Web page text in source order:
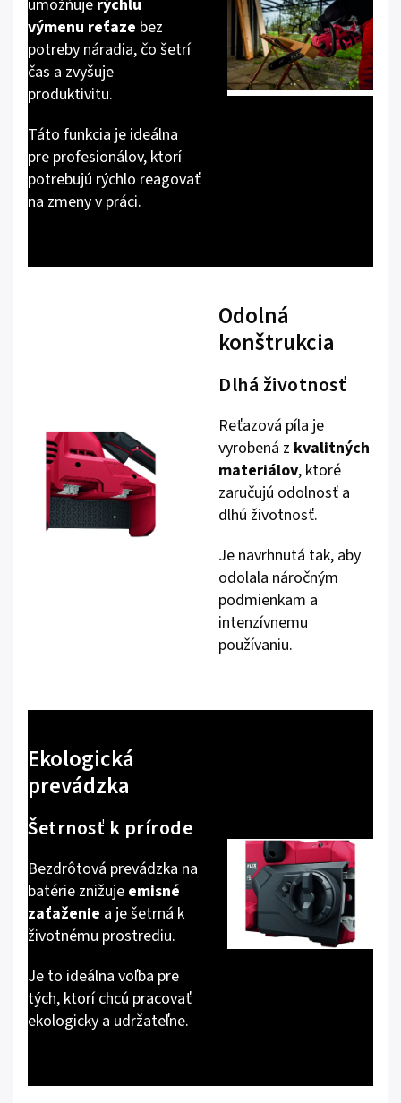
umožňuje rýchlu
výmenu reťaze bez
potreby náradia, čo šetrí
čas a zvyšuje
produktivitu.
Táto funkcia je ideálna
pre profesionálov, ktorí
potrebujú rýchlo reagovať
na zmeny v práci.
Odolná
konštrukcia
Dlhá životnosť
Reťazová píla je
vyrobená z kvalitných
materiálov, ktoré
zaručujú odolnosť a
dlhú životnosť.
Je navrhnutá tak, aby
odolala náročným
podmienkam a
intenzívnemu
používaniu.
Ekologická
prevádzka
Šetrnosť k prírode
Bezdrôtová prevádzka na
batérie znižuje emisné
zaťaženie a je šetrná k
životnému prostrediu.
Je to ideálna voľba pre
tých, ktorí chcú pracovať
ekologicky a udržateľne.